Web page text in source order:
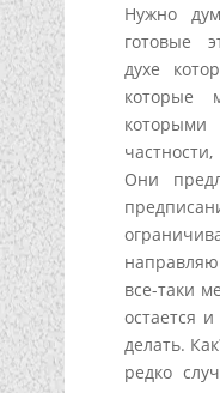
Нужно
готовые
духе
которые
Они
все-таки
остается
делать.
редко